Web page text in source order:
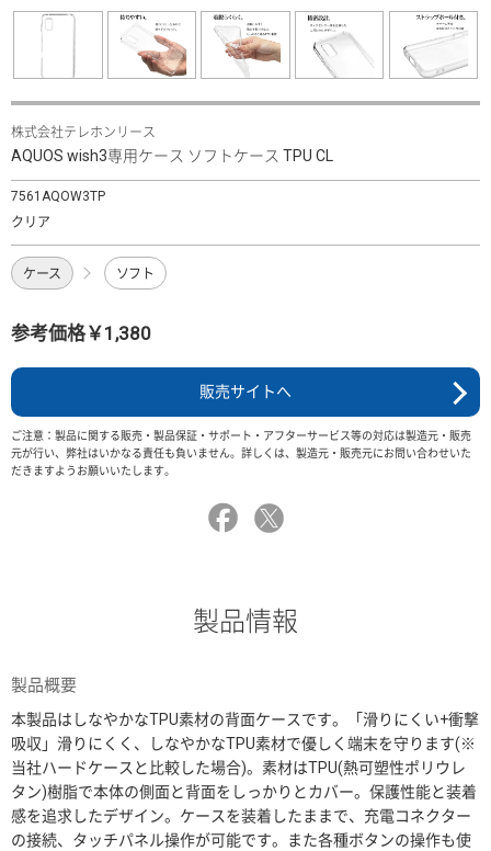
株式会社テレホンリース
AQUOS wish3専用ケース ソフトケース TPU CL
7561AQOW3TP
クリア
ケース ソフト
参考価格￥1,380
販売サイトへ
ご注意：製品に関する販売・製品保証・サポート・アフターサービス等の対応は製造元・販売
元が行い、弊社はいかなる責任も負いません。詳しくは、製造元・販売元にお問い合わせいた
だきますようお願いいたします。
製品情報
製品概要
本製品はしなやかなTPU素材の背面ケースです。「滑りにくい+衝撃
吸収」滑りにくく、しなやかなTPU素材で優しく端末を守ります(※
当社ハードケースと比較した場合)。素材はTPU(熱可塑性ポリウレ
タン)樹脂で本体の側面と背面をしっかりとカバー。保護性能と装着
感を追求したデザイン。ケースを装着したままで、充電コネクター
の接続、タッチパネル操作が可能です。また各種ボタンの操作も使